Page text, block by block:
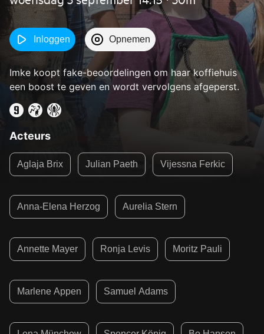
Inloggen Opnemen
Imke koopt fake-beoordelingen om haar koffiehuis
een boost te geven en wordt vervolgens afgeperst.
Acteurs
Aglaja Brix Julian Paeth Vijessna Ferkic
Anna-Elena Herzog Aurelia Stern
Annette Mayer Ronja Levis Moritz Pauli
Marlene Appen Samuel Adams